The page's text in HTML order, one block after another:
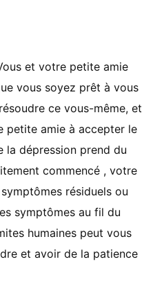
et votre petite amie
vous soyez prêt à vous
ce vous-même, et
petite amie à accepter le
la dépression prend du
commencé , votre
résiduels ou
symptômes au fil du
humaines peut vous
et avoir de la patience